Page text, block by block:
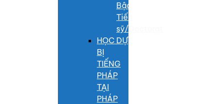
Bậc
Tiến
sỹ/Doctorat
HỌC DỰ
BỊ
TIẾNG
PHÁP
TẠI
PHÁP